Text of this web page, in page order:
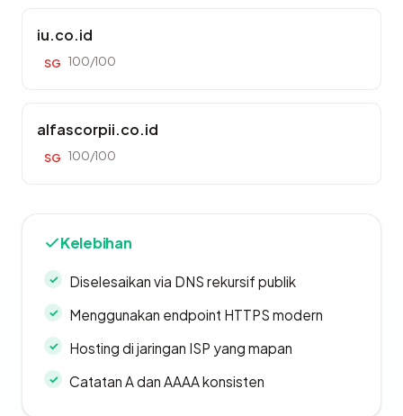
iu.co.id
SG 100/100
alfascorpii.co.id
SG 100/100
Kelebihan
Diselesaikan via DNS rekursif publik
Menggunakan endpoint HTTPS modern
Hosting di jaringan ISP yang mapan
Catatan A dan AAAA konsisten